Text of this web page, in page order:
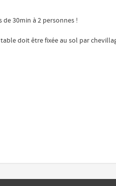
30min à 2 personnes !
doit être fixée au sol par